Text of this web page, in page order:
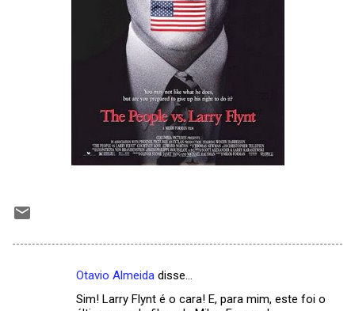
Otavio Almeida disse…
Sim! Larry Flynt é o cara! E, para mim, este foi o